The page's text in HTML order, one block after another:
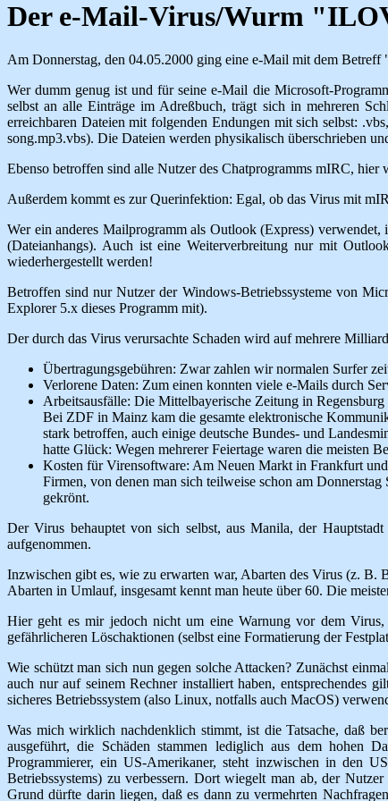
Der e-Mail-Virus/Wurm
Am Donnerstag, den 04.05.2000 ging eine e-Mail mit dem
Wer dumm genug ist und für seine e-Mail die Microsoft-
selbst an alle Einträge im Adreßbuch, trägt sich in mehreren
erreichbaren Dateien mit folgenden Endungen mit sich selbst:
song.mp3.vbs). Die Dateien werden physikalisch überschrieben
Ebenso betroffen sind alle Nutzer des Chatprogramms mIRC,
Außerdem kommt es zur Querinfektion: Egal, ob das Virus mit
Wer ein anderes Mailprogramm als Outlook (Express)
(Dateianhangs). Auch ist eine Weiterverbreitung nur mit
wiederhergestellt werden!
Betroffen sind nur Nutzer der Windows-Betriebssysteme von
Explorer 5.x dieses Programm mit).
Der durch das Virus verursachte Schaden wird auf mehrere
Übertragungsgebühren: Zwar zahlen wir normalen Surfer
Verlorene Daten: Zum einen konnten viele e-Mails durch
Arbeitsausfälle: Die Mittelbayerische Zeitung in
Bei ZDF in Mainz kam die gesamte elektronische
stark betroffen, auch einige deutsche Bundes- und
hatte Glück: Wegen mehrerer Feiertage waren die meisten
Kosten für Virensoftware: Am Neuen Markt in Frankfurt
Firmen, von denen man sich teilweise schon am
gekrönt.
Der Virus behauptet von sich selbst, aus Manila, der
aufgenommen.
Inzwischen gibt es, wie zu erwarten war, Abarten des Virus (z. B.
Abarten in Umlauf, insgesamt kennt man heute über 60. Die
Hier geht es mir jedoch nicht um eine Warnung vor dem
gefährlicheren Löschaktionen (selbst eine Formatierung der
Wie schützt man sich nun gegen solche Attacken? Zunächst
auch nur auf seinem Rechner installiert haben,
sicheres Betriebssystem (also Linux, notfalls auch MacOS)
Was mich wirklich nachdenklich stimmt, ist die Tatsache, daß
ausgeführt, die Schäden stammen lediglich aus dem hohen
Programmierer, ein US-Amerikaner, steht inzwischen in den
Betriebssystems) zu verbessern. Dort wiegelt man ab, der
Grund dürfte darin liegen, daß es dann zu vermehrten